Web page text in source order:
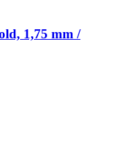
1,75 mm /